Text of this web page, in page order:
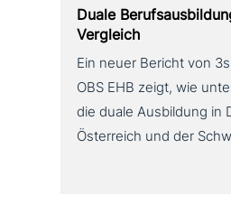
Duale
Vergleich
Ein neuer Bericht von
OBS EHB zeigt, wie
die duale Ausbildung in
Österreich und der